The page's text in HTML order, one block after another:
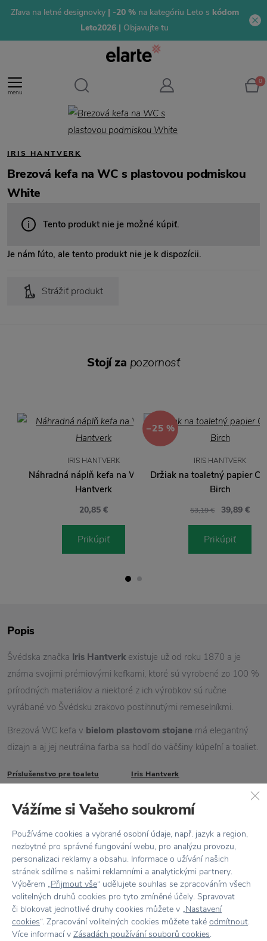
Zľava na letné designovky| -20 % na kategóriu Leto s kódom
Leto2026 | Objavujte tu
menu
0
IRIS HANTVERK
Brezová kefa na WC s plastovou podmiskou
White
Tento produkt nie je možné kúpiť.
Je nám ľúto, ale tento produkt nie je k dispozícii.
Strážiť produkt
Popis
Švédska značka Iris Hantverk existuje už od roku 1870 a je
známa svojimi prémiovými kefkami, ktoré sú vyrobené zo 100 %
prírodných materiálov a niektoré z ich výrobkov sú ručne
vyrábané vo Švédsku zrakovo postihnutými remeselníkmi.
Brezová WC kefa v bielom plastovom stojane má elegantný
dizajn a aj jej neutrálna farba sa hodí do väčšiny kúpeľní a toaliet.
Príslušenstvo pre toaletu Iris Hantverk
Vlastnosti
Kód produktu 1052-00
Farba
Materiál Plast / Březové dřevo
Rozmer Ø: 9,7 cm x D: 41,5 cm
Stojí za pozornosť
IRIS HANTVERK
Náhradná náplň kefa na WC Iris
Hantverk
20,85 €
Prikúpiť
−25 %
IRIS HANTVERK
Držiak na toaletný papier
Birch
53,19 € 39,89 €
Prikúpiť
Vážíme si Vašeho soukromí
Používáme cookies a vybrané osobní údaje, např. jazyk a region,
nezbytné pro správné fungování webu, pro analýzu provozu,
personalizaci reklamy a obsahu. Informace o užívání našich
stránek sdílíme s našimi reklamními a analytickými partnery.
Výběrem „Přijmout vše“ udělujete souhlas se zpracováním všech
volitelných druhů cookies pro tyto zmíněné účely. Spravovat
či blokovat jednotlivé druhy cookies můžete v „Nastavení
cookies“. Zpracování volitelných cookies můžete také odmítnout.
Více informací v Zásadách používání souborů cookies.